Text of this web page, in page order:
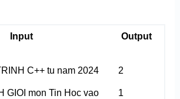
Input Output
C++ tu nam 2024 2
GIOI mon Tin Hoc vao
1